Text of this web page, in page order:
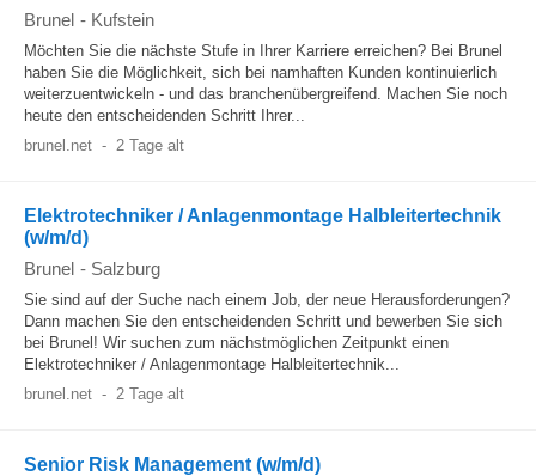
Brunel - Kufstein
Möchten Sie die nächste Stufe in Ihrer Karriere erreichen? Bei Brunel
haben Sie die Möglichkeit, sich bei namhaften Kunden kontinuierlich
weiterzuentwickeln - und das branchenübergreifend. Machen Sie noch
heute den entscheidenden Schritt Ihrer...
brunel.net - 2 Tage alt
Elektrotechniker / Anlagenmontage Halbleitertechnik
(w/m/d)
Brunel - Salzburg
Sie sind auf der Suche nach einem Job, der neue Herausforderungen?
Dann machen Sie den entscheidenden Schritt und bewerben Sie sich
bei Brunel! Wir suchen zum nächstmöglichen Zeitpunkt einen
Elektrotechniker / Anlagenmontage Halbleitertechnik...
brunel.net - 2 Tage alt
Senior Risk Management (w/m/d)